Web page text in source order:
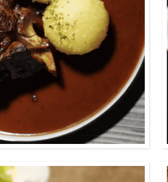
ihrer besten Form.
Kruste und ein
machen dieses
Klassiker, der
Festteller fehlen